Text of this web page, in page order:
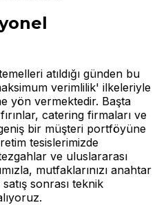
atıldığı günden bu
verimlilik' ilkeleriyle
yön vermektedir. Başta
catering firmaları ve
bir müşteri portföyüne
tesislerimizde
ve uluslararası
mutfaklarınızı anahtar
sonrası teknik